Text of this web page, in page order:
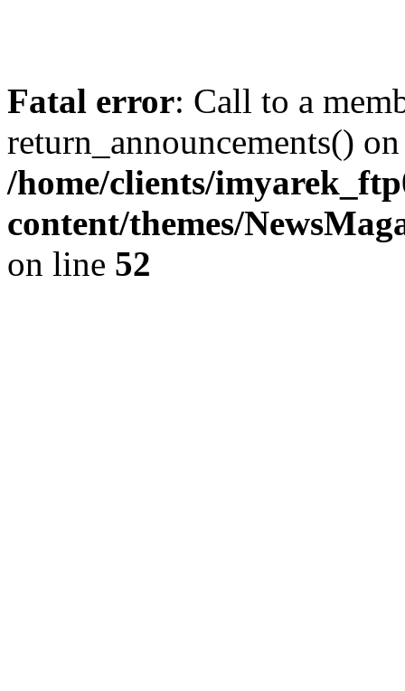
Fatal error: Call to a
return_announcements()
/home/clients/
content/themes/
on line 52